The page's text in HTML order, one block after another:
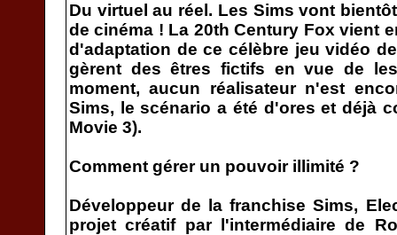
Du virtuel au réel. Les Sims vont
de cinéma ! La 20th Century Fox vient
d'adaptation de ce célèbre jeu vidéo
gèrent des êtres fictifs en vue de
moment, aucun réalisateur n'est
Sims, le scénario a été d'ores et déjà
Movie 3).
Comment gérer un pouvoir illimité ?
Développeur de la franchise Sims,
projet créatif par l'intermédiaire de